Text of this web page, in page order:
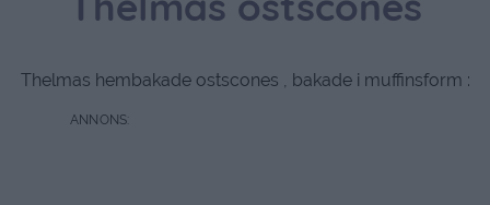
Thelmas ostscones
Thelmas hembakade ostscones , bakade i muffinsform :